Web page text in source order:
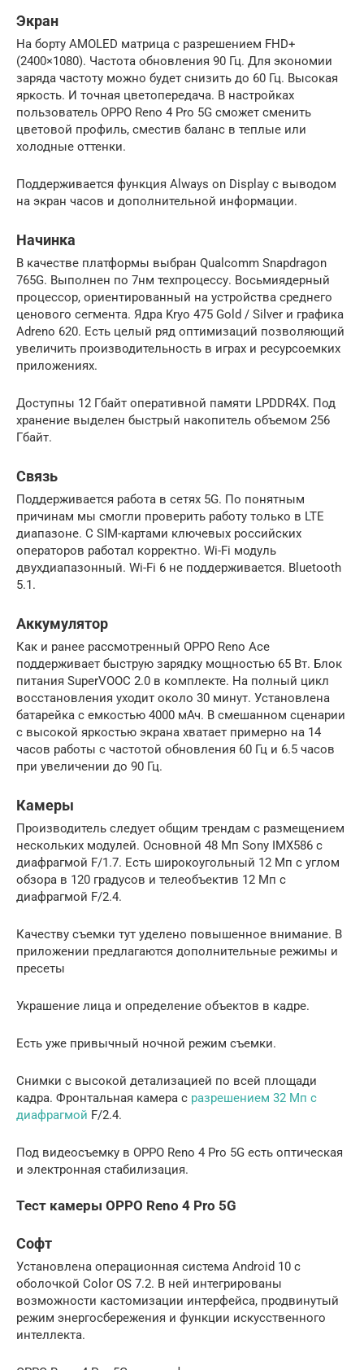
Экран
На борту AMOLED матрица с разрешением FHD+
(2400×1080). Частота обновления 90 Гц. Для экономии
заряда частоту можно будет снизить до 60 Гц. Высокая
яркость. И точная цветопередача. В настройках
пользователь OPPO Reno 4 Pro 5G сможет сменить
цветовой профиль, сместив баланс в теплые или
холодные оттенки.
Поддерживается функция Always on Display с выводом
на экран часов и дополнительной информации.
Начинка
В качестве платформы выбран Qualcomm Snapdragon
765G. Выполнен по 7нм техпроцессу. Восьмиядерный
процессор, ориентированный на устройства среднего
ценового сегмента. Ядра Kryo 475 Gold / Silver и графика
Adreno 620. Есть целый ряд оптимизаций позволяющий
увеличить производительность в играх и ресурсоемких
приложениях.
Доступны 12 Гбайт оперативной памяти LPDDR4X. Под
хранение выделен быстрый накопитель объемом 256
Гбайт.
Связь
Поддерживается работа в сетях 5G. По понятным
причинам мы смогли проверить работу только в LTE
диапазоне. С SIM-картами ключевых российских
операторов работал корректно. Wi-Fi модуль
двухдиапазонный. Wi-Fi 6 не поддерживается. Bluetooth
5.1.
Аккумулятор
Как и ранее рассмотренный OPPO Reno Ace
поддерживает быструю зарядку мощностью 65 Вт. Блок
питания SuperVOOC 2.0 в комплекте. На полный цикл
восстановления уходит около 30 минут. Установлена
батарейка с емкостью 4000 мАч. В смешанном сценарии
с высокой яркостью экрана хватает примерно на 14
часов работы с частотой обновления 60 Гц и 6.5 часов
при увеличении до 90 Гц.
Камеры
Производитель следует общим трендам с размещением
нескольких модулей. Основной 48 Мп Sony IMX586 с
диафрагмой F/1.7. Есть широкоугольный 12 Мп с углом
обзора в 120 градусов и телеобъектив 12 Мп с
диафрагмой F/2.4.
Качеству съемки тут уделено повышенное внимание. В
приложении предлагаются дополнительные режимы и
пресеты
Украшение лица и определение объектов в кадре.
Есть уже привычный ночной режим съемки.
Снимки с высокой детализацией по всей площади
кадра. Фронтальная камера с разрешением 32 Мп с
диафрагмой F/2.4.
Под видеосъемку в OPPO Reno 4 Pro 5G есть оптическая
и электронная стабилизация.
Тест камеры OPPO Reno 4 Pro 5G
Софт
Установлена операционная система Android 10 с
оболочкой Color OS 7.2. В ней интегрированы
возможности кастомизации интерфейса, продвинутый
режим энергосбережения и функции искусственного
интеллекта.